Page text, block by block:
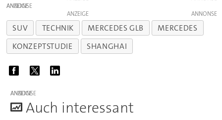
ANZEIGE
ANZEIGE
SUV TECHNIK MERCEDES GLB
MERCEDES
KONZEPTSTUDIE
SHANGHAI
ANZEIGE
Auch interessant